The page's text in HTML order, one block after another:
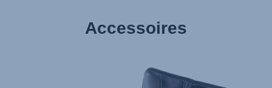
Accessoires